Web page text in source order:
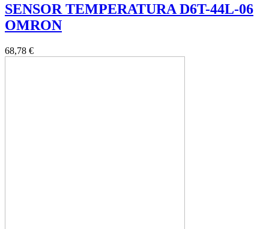
SENSOR TEMPERATURA D6T-44L-06
OMRON
68,78 €